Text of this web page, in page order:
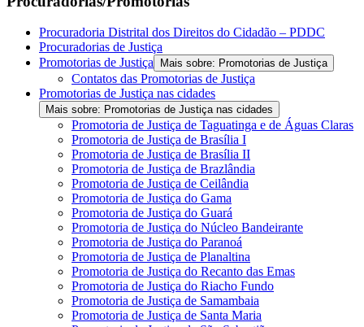
Procuradoria Distrital dos Direitos do Cidadão – PDDC
Procuradorias de Justiça
Promotorias de Justiça
Mais sobre: Promotorias de Justiça
Contatos das Promotorias de Justiça
Promotorias de Justiça nas cidades
Mais sobre: Promotorias de Justiça nas cidades
Promotoria de Justiça de Taguatinga e de Águas Claras
Promotoria de Justiça de Brasília I
Promotoria de Justiça de Brasília II
Promotoria de Justiça de Brazlândia
Promotoria de Justiça de Ceilândia
Promotoria de Justiça do Gama
Promotoria de Justiça do Guará
Promotoria de Justiça do Núcleo Bandeirante
Promotoria de Justiça do Paranoá
Promotoria de Justiça de Planaltina
Promotoria de Justiça do Recanto das Emas
Promotoria de Justiça do Riacho Fundo
Promotoria de Justiça de Samambaia
Promotoria de Justiça de Santa Maria